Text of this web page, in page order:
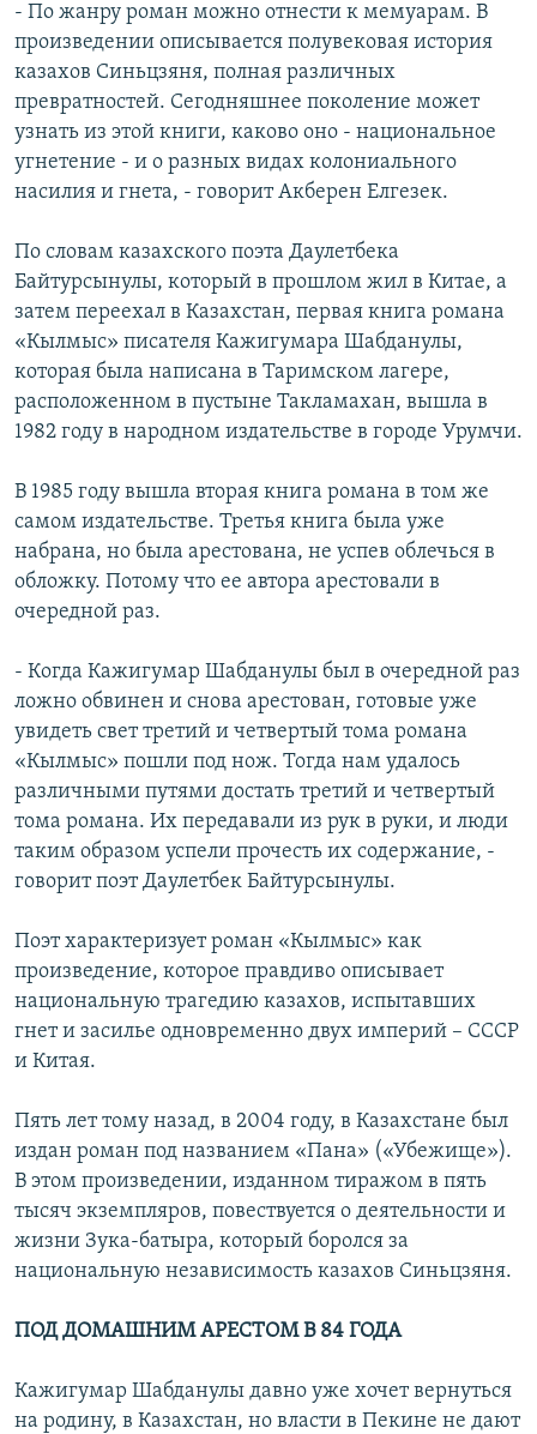
- По жанру роман можно отнести к мемуарам. В
произведении описывается полувековая история
казахов Синьцзяня, полная различных
превратностей. Сегодняшнее поколение может
узнать из этой книги, каково оно - национальное
угнетение - и о разных видах колониального
насилия и гнета, - говорит Акберен Елгезек.
По словам казахского поэта Даулетбека
Байтурсынулы, который в прошлом жил в Китае, а
затем переехал в Казахстан, первая книга романа
«Кылмыс» писателя Кажигумара Шабданулы,
которая была написана в Таримском лагере,
расположенном в пустыне Такламахан, вышла в
1982 году в народном издательстве в городе Урумчи.
В 1985 году вышла вторая книга романа в том же
самом издательстве. Третья книга была уже
набрана, но была арестована, не успев облечься в
обложку. Потому что ее автора арестовали в
очередной раз.
- Когда Кажигумар Шабданулы был в очередной раз
ложно обвинен и снова арестован, готовые уже
увидеть свет третий и четвертый тома романа
«Кылмыс» пошли под нож. Тогда нам удалось
различными путями достать третий и четвертый
тома романа. Их передавали из рук в руки, и люди
таким образом успели прочесть их содержание, -
говорит поэт Даулетбек Байтурсынулы.
Поэт характеризует роман «Кылмыс» как
произведение, которое правдиво описывает
национальную трагедию казахов, испытавших
гнет и засилье одновременно двух империй – СССР
и Китая.
Пять лет тому назад, в 2004 году, в Казахстане был
издан роман под названием «Пана» («Убежище»).
В этом произведении, изданном тиражом в пять
тысяч экземпляров, повествуется о деятельности и
жизни Зука-батыра, который боролся за
национальную независимость казахов Синьцзяня.
ПОД ДОМАШНИМ АРЕСТОМ В 84 ГОДА
Кажигумар Шабданулы давно уже хочет вернуться
на родину, в Казахстан, но власти в Пекине не дают